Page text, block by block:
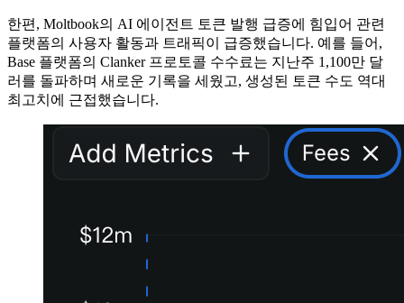
한편, Moltbook의 AI 에이전트 토큰 발행 급증에 힘입어 관련
플랫폼의 사용자 활동과 트래픽이 급증했습니다. 예를 들어,
Base 플랫폼의 Clanker 프로토콜 수수료는 지난주 1,100만 달
러를 돌파하며 새로운 기록을 세웠고, 생성된 토큰 수도 역대
최고치에 근접했습니다.